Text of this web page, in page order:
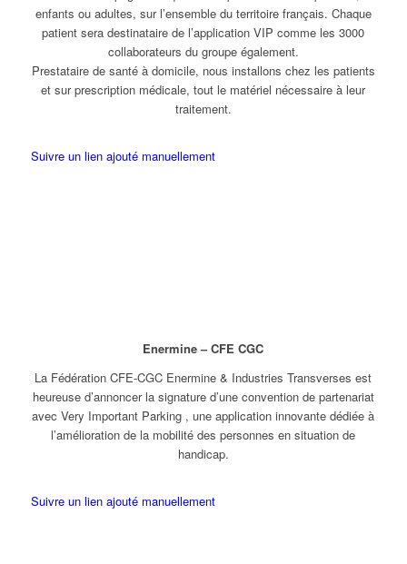
enfants ou adultes, sur l’ensemble du territoire français. Chaque
patient sera destinataire de l’application VIP comme les 3000
collaborateurs du groupe également.
Prestataire de santé à domicile, nous installons chez les patients
et sur prescription médicale, tout le matériel nécessaire à leur
traitement.
Suivre un lien ajouté manuellement
Enermine – CFE CGC
La Fédération CFE-CGC Enermine & Industries Transverses est
heureuse d’annoncer la signature d’une convention de partenariat
avec Very Important Parking , une application innovante dédiée à
l’amélioration de la mobilité des personnes en situation de
handicap.
Suivre un lien ajouté manuellement